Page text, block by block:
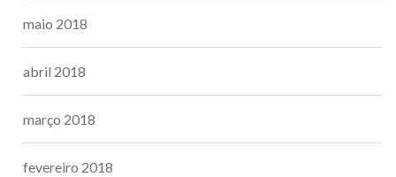
maio 2018
abril 2018
março 2018
fevereiro 2018